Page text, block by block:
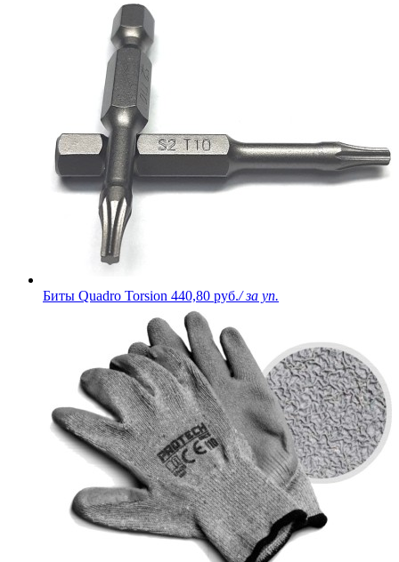
Биты Quadro Torsion 440,80 руб./ за уп.